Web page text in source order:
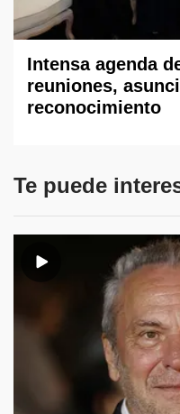
Intensa agenda
reuniones,
reconocimiento
Te puede